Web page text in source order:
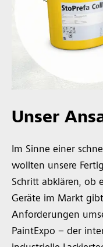
Unser
Im Sinne einer
wollten unsere
Schritt abklären, ob
Geräte im Markt
Anforderungen
PaintExpo – der